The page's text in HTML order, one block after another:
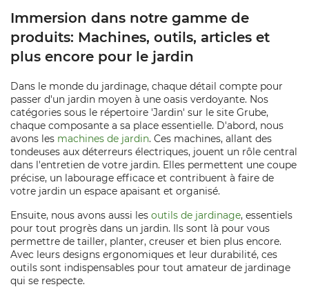
Immersion dans notre gamme de
produits: Machines, outils, articles et
plus encore pour le jardin
Dans le monde du jardinage, chaque détail compte pour
passer d'un jardin moyen à une oasis verdoyante. Nos
catégories sous le répertoire 'Jardin' sur le site Grube,
chaque composante a sa place essentielle. D'abord, nous
avons les machines de jardin. Ces machines, allant des
tondeuses aux déterreurs électriques, jouent un rôle central
dans l'entretien de votre jardin. Elles permettent une coupe
précise, un labourage efficace et contribuent à faire de
votre jardin un espace apaisant et organisé.
Ensuite, nous avons aussi les outils de jardinage, essentiels
pour tout progrès dans un jardin. Ils sont là pour vous
permettre de tailler, planter, creuser et bien plus encore.
Avec leurs designs ergonomiques et leur durabilité, ces
outils sont indispensables pour tout amateur de jardinage
qui se respecte.